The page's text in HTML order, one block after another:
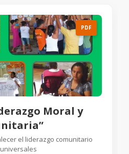
PDF
Moral y
el liderazgo comunitario